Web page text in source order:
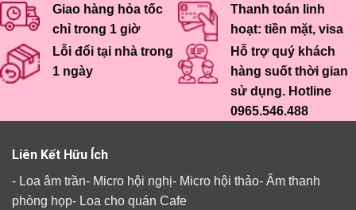
Giao hàng hỏa tốc
chỉ trong 1 giờ
Thanh toán linh
hoạt: tiền mặt, visa
Lỗi đổi tại nhà trong
1 ngày
Hỗ trợ quý khách
hàng suốt thời gian
sử dụng. Hotline
0965.546.488
Liên Kết Hữu Ích
- Loa âm trần- Micro hội nghị- Micro hội thảo- Âm thanh
phòng họp- Loa cho quán Cafe